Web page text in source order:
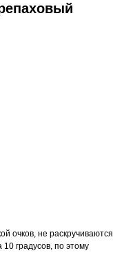
очков, не раскручиваются
градусов, по этому